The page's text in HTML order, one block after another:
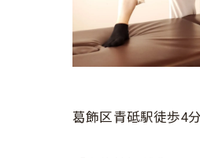
葛飾区青砥駅徒歩4